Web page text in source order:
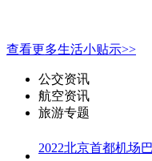
查看更多生活小贴示>>
公交资讯
航空资讯
旅游专题
2022北京首都机场